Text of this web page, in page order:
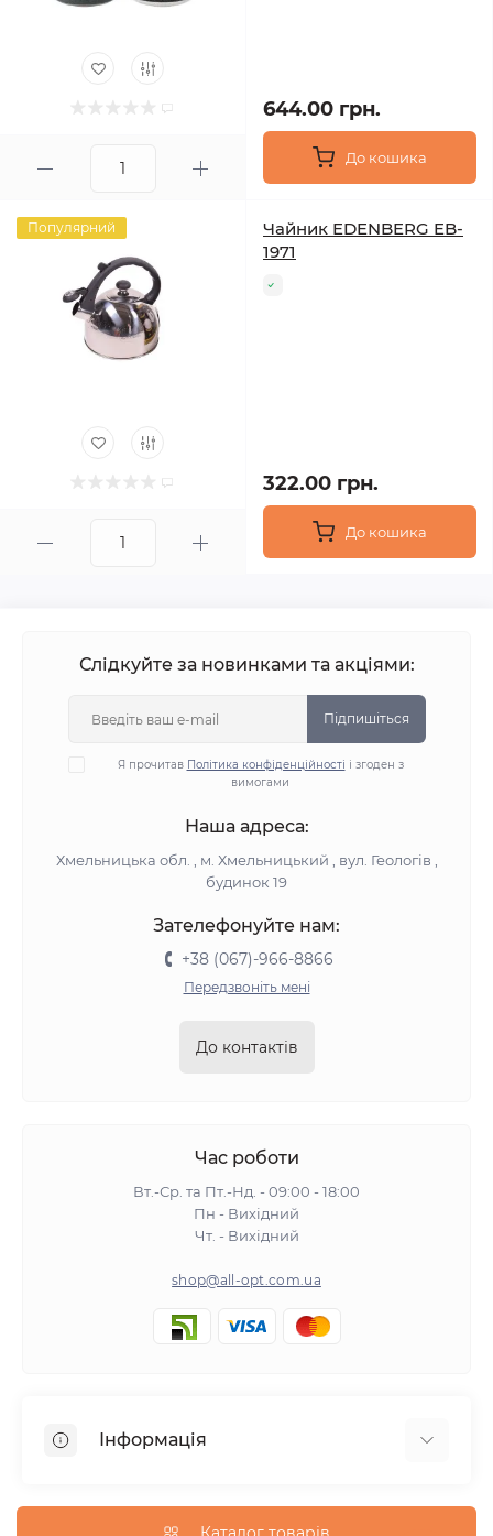
644.00 грн.
До кошика
Популярний
Чайник EDENBERG EB-
1971
322.00 грн.
До кошика
Слідкуйте за новинками та акціями:
Підпишіться
Я прочитав Політика конфіденційності і згоден з
вимогами
Наша адреса:
Хмельницька обл. , м. Хмельницький , вул. Геологів ,
будинок 19
Зателефонуйте нам:
+38 (067)-966-8866
Передзвоніть мені
До контактів
Час роботи
Вт.-Ср. та Пт.-Нд. - 09:00 - 18:00
Пн - Вихідний
Чт. - Вихідний
shop@all-opt.com.ua
Інформація
Оплата та доставка